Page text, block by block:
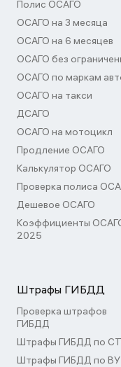
Полис ОСАГО
ОСАГО на 3 месяца
ОСАГО на 6 месяцев
ОСАГО без
ОСАГО по маркам
ОСАГО на такси
ДСАГО
ОСАГО на мотоцикл
Продление ОСАГО
Калькулятор ОСАГО
Проверка полиса
Дешевое ОСАГО
Коэффициенты
2025
Штрафы ГИБДД
Проверка штрафов
ГИБДД
Штрафы ГИБДД по
Штрафы ГИБДД по ВУ